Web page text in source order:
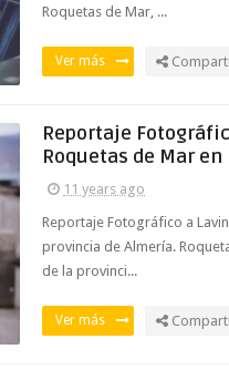
Roquetas de Mar, ...
Ver más
Reportaje
Roquetas de Mar
11 years ago
Reportaje Fotográfico a
provincia de Almería.
de la provinci...
Ver más